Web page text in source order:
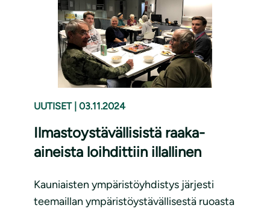
UUTISET 03.11.2024
Ilmastoystävällisistä raaka-
aineista loihdittiin illallinen
Kauniaisten ympäristöyhdistys järjesti
teemaillan ympäristöystävällisestä ruoasta